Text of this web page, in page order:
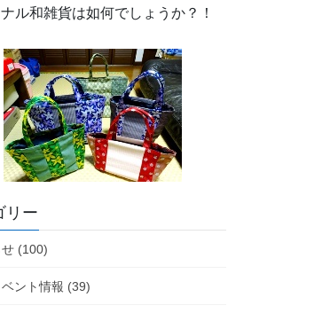
ル和雑貨は如何でしょうか？！
リー
(100)
ント情報 (39)